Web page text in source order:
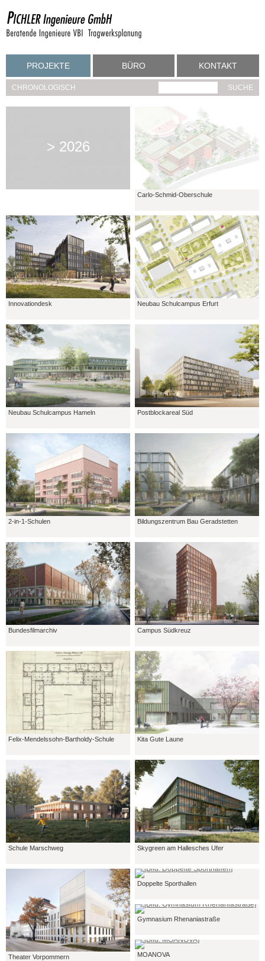
PROJEKTE BÜRO KONTAKT
CHRONOLOGISCH
> 2026
Carlo-Schmid-Oberschule
Innovationdesk Neubau Schulcampus Erfurt
Neubau Schulcampus Hameln Postblockareal Süd
2-in-1-Schulen Bildungszentrum Bau Geradstetten
Bundesfilmarchiv Campus Südkreuz
Felix-Mendelssohn-Bartholdy-Schule Kita Gute Laune
Schule Marschweg Skygreen am Hallesches Ufer
Theater Vorpommern
Doppelte Sporthallen
Gymnasium Rhenaniastraße
MOANOVA